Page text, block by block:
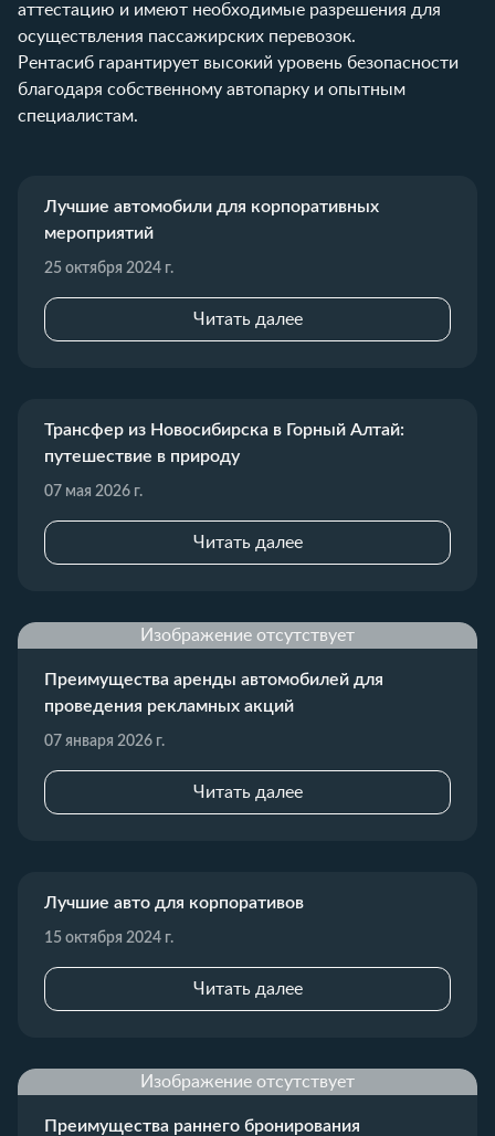
аттестацию и имеют необходимые разрешения для
осуществления пассажирских перевозок.
Рентасиб гарантирует высокий уровень безопасности
благодаря собственному автопарку и опытным
специалистам.
Лучшие автомобили для корпоративных
мероприятий
25 октября 2024 г.
Читать далее
Трансфер из Новосибирска в Горный Алтай:
путешествие в природу
07 мая 2026 г.
Читать далее
Изображение отсутствует
Преимущества аренды автомобилей для
проведения рекламных акций
07 января 2026 г.
Читать далее
Лучшие авто для корпоративов
15 октября 2024 г.
Читать далее
Изображение отсутствует
Преимущества раннего бронирования